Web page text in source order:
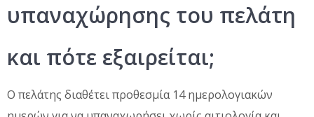
υπαναχώρησης του πελάτη
και πότε εξαιρείται;
Ο πελάτης διαθέτει προθεσμία 14 ημερολογιακών